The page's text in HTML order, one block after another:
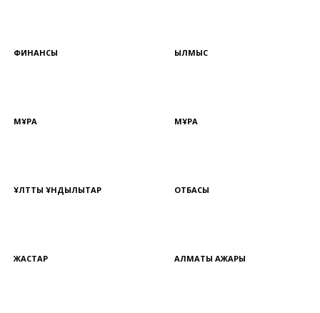
ФИНАНСЫ ҚЫЛМЫС
МҰРА МҰРА
ҰЛТТЫҚ ҚҰНДЫЛЫҚТАР ОТБАСЫ
ЖАСТАР АЛМАТЫ АЖАРЫ